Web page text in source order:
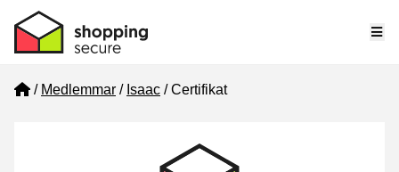
Home
Medlemmar Isaac Certifikat